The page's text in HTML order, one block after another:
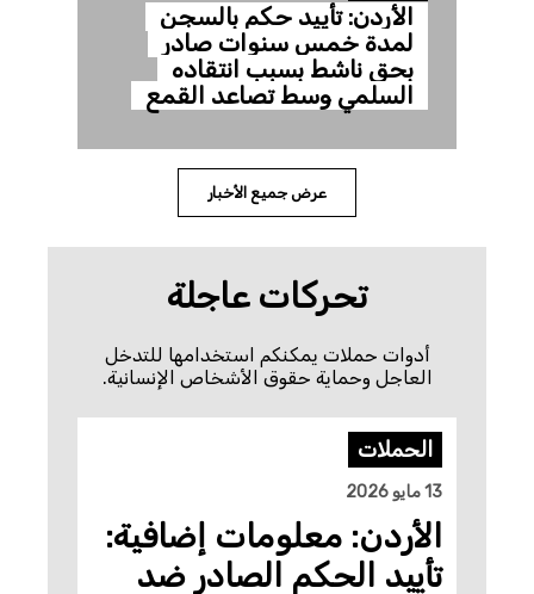
الأردن: تأييد حكم بالسجن
لمدة خمس سنوات صادر
بحق ناشط بسبب انتقاده
السلمي وسط تصاعد القمع
عرض جميع الأخبار
تحركات عاجلة
أدوات حملات يمكنكم استخدامها للتدخل
العاجل وحماية حقوق الأشخاص الإنسانية.
الحملات
الأردن: معلومات إضافية:
تأييد الحكم الصادر ضد